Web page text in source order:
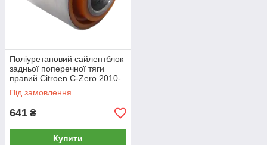
Поліуретановий сайлентблок
задньої поперечної тяги
правий Citroen C-Zero 2010-
Під замовлення
641 ₴
Купити